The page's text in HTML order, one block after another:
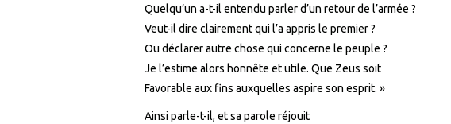
Quelqu’un a-t-il entendu parler d’un retour de l’armée ?
Veut-il dire clairement qui l’a appris le premier ?
Ou déclarer autre chose qui concerne le peuple ?
Je l’estime alors honnête et utile. Que Zeus soit
Favorable aux fins auxquelles aspire son esprit. »
Ainsi parle-t-il, et sa parole réjouit